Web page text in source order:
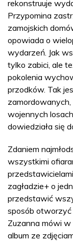
rekonstruuje
Przypomina
zamojskich
opowiada o
wydarzeń. Jak
tylko zabici, ale
pokolenia
przodków. Tak
zamordowanych,
wojennych
dowiedziała się
Zdaniem
wszystkimi
zagładzie+ o
przedstawić
sposób otworzyć
Zuzanna mówi
album ze